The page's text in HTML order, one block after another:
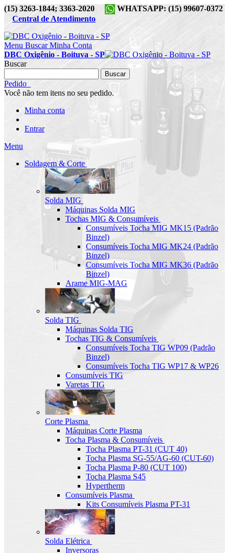
(15) 3263-1844; 3363-2020
WHATSAPP: (15) 99607-0372
Central de Atendimento
Menu Buscar Minha Conta
DBC Oxigênio - Boituva - SP
Buscar
Buscar
Pedido
Você não tem itens no seu pedido.
Minha conta
Entrar
Menu
Soldagem & Corte
Solda MIG
Máquinas Solda MIG
Tochas MIG & Consumíveis
Consumíveis Tocha MIG MK15 (Padrão
Binzel)
Consumíveis Tocha MIG MK24 (Padrão
Binzel)
Consumíveis Tocha MIG MK36 (Padrão
Binzel)
Arame MIG-MAG
Solda TIG
Máquinas Solda TIG
Tochas TIG & Consumíveis
Consumíveis Tocha TIG WP09 (Padrão
Binzel)
Consumíveis Tocha TIG WP17 & WP26
Consumíveis TIG
Varetas TIG
Corte Plasma
Máquinas Corte Plasma
Tocha Plasma & Consumíveis
Tocha Plasma PT-31 (CUT 40)
Tocha Plasma SG-55/AG-60 (CUT-60)
Tocha Plasma P-80 (CUT 100)
Tocha Plasma S45
Hypertherm
Consumíveis Plasma
Kits Consumíveis Plasma PT-31
Solda Elétrica
Inversoras